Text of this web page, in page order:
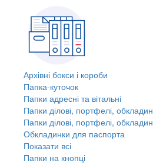
Архівні бокси і короби
Папка-куточок
Папки адресні та вітальні
Папки ділові, портфелі,
Папки ділові, портфелі,
Обкладинки для паспорта
Показати всі
Папки на кнопці